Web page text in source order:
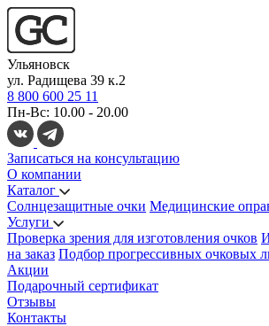
Ульяновск
ул. Радищева 39 к.2
8 800 600 25 11
Пн-Вс: 10.00 - 20.00
Записаться на консультацию
О компании
Каталог
Солнцезащитные очки Медицинские
Услуги
Проверка зрения для изготовления очков
на заказ Подбор прогрессивных очковых
Акции
Подарочный сертификат
Отзывы
Контакты